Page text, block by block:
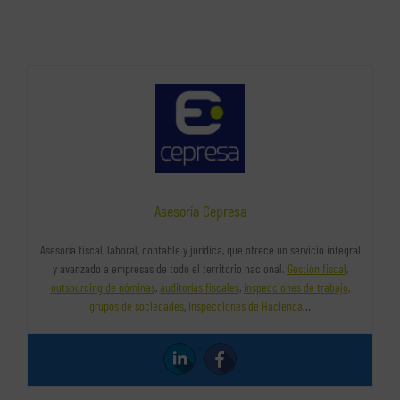
Asesoría Cepresa
Asesoría fiscal, laboral, contable y jurídica, que ofrece un servicio integral
y avanzado a empresas de todo el territorio nacional. Gestión fiscal,
outsourcing de nóminas,auditorías fiscales, inspecciones de trabajo,
grupos de sociedades, inspecciones de Hacienda…